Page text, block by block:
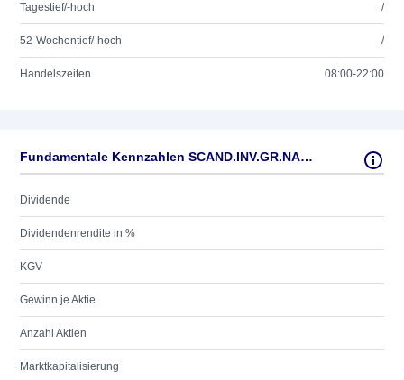
Tagestief/-hoch /
52-Wochentief/-hoch /
Handelszeiten 08:00-22:00
Fundamentale Kennzahlen SCAND.INV.GR.NAM.B DK 0,5
Dividende
Dividendenrendite in %
KGV
Gewinn je Aktie
Anzahl Aktien
Marktkapitalisierung